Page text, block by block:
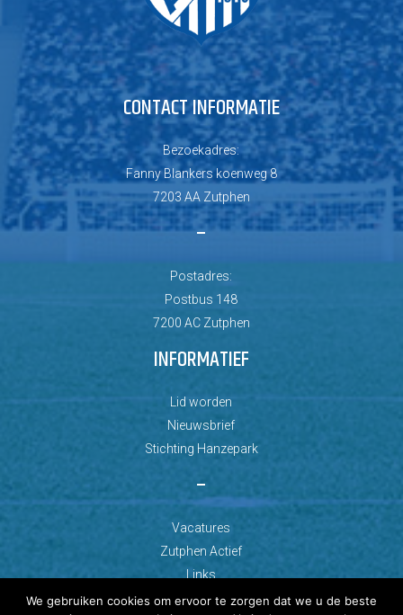
CONTACT INFORMATIE
Bezoekadres:
Fanny Blankers koenweg 8
7203 AA Zutphen
–
Postadres:
Postbus 148
7200 AC Zutphen
INFORMATIEF
Lid worden
Nieuwsbrief
Stichting Hanzepark
–
Vacatures
Zutphen Actief
Links
We gebruiken cookies om ervoor te zorgen dat we u de beste